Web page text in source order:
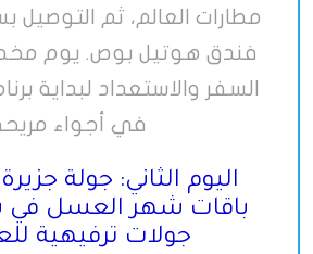
مطارات العالم، ثم التوصيل
فندق هوتيل بوص. يوم
السفر والاستعداد لبداية
في أجواء
اليوم الثاني: جولة
باقات شهر العسل في
جولات ترفيهية